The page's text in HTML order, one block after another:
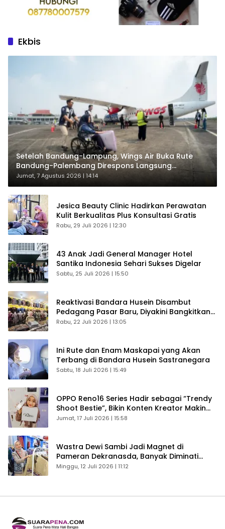
Ekbis
Setelah Bandung-Lampung, Wings Air Buka Rute
Bandung-Palembang Direspons Langsung
Penumpang
Jumat, 7 Agustus 2026 | 14:14
Jesica Beauty Clinic Hadirkan Perawatan
Kulit Berkualitas Plus Konsultasi Gratis
Rabu, 29 Juli 2026 | 12:30
43 Anak Jadi General Manager Hotel
Santika Indonesia Sehari Sukses Digelar
Sabtu, 25 Juli 2026 | 15:50
Reaktivasi Bandara Husein Disambut
Pedagang Pasar Baru, Diyakini Bangkitkan
Kembali Ekonomi Bandung
Rabu, 22 Juli 2026 | 13:05
Ini Rute dan Enam Maskapai yang Akan
Terbang di Bandara Husein Sastranegara
Sabtu, 18 Juli 2026 | 15:49
OPPO Reno16 Series Hadir sebagai “Trendy
Shoot Bestie”, Bikin Konten Kreator Makin
Betah
Jumat, 17 Juli 2026 | 15:58
Wastra Dewi Sambi Jadi Magnet di
Pameran Dekranasda, Banyak Diminati
Pengunjung
Minggu, 12 Juli 2026 | 11:12